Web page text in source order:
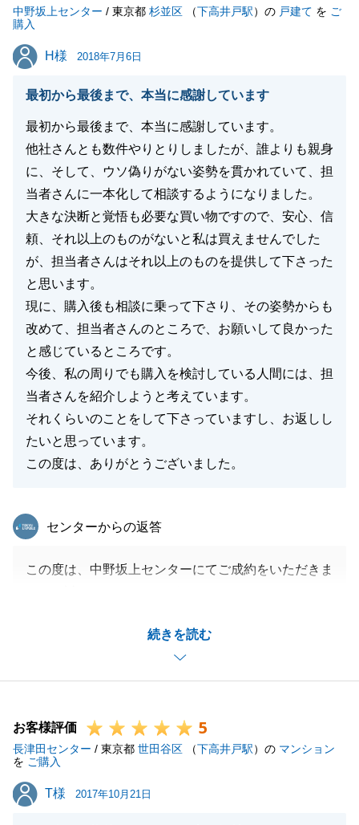
した。
中野坂上センター / 東京都 杉並区 （下高井戸駅）の 戸建て を ご
購入
H様
H様 2018年7月6日
最初から最後まで、本当に感謝しています
最初から最後まで、本当に感謝しています。
他社さんとも数件やりとりしましたが、誰よりも親身
に、そして、ウソ偽りがない姿勢を貫かれていて、担
当者さんに一本化して相談するようになりました。
大きな決断と覚悟も必要な買い物ですので、安心、信
頼、それ以上のものがないと私は買えませんでした
が、担当者さんはそれ以上のものを提供して下さった
と思います。
現に、購入後も相談に乗って下さり、その姿勢からも
改めて、担当者さんのところで、お願いして良かった
と感じているところです。
今後、私の周りでも購入を検討している人間には、担
当者さんを紹介しようと考えています。
それくらいのことをして下さっていますし、お返しし
たいと思っています。
この度は、ありがとうございました。
続きを読む
東急リバブル
センターからの返答
この度は、中野坂上センターにてご成約をいただきま
立てたこと光栄です。
ご案内や立会いの際に、色々、楽しいお話をしたこと
が思いだされます。
わらず、スムーズに対応いただき感謝しております。
不動産に関すること以外でも、何かお困りのことがご
ざいましたら、お気軽にお声掛け下さい。
今後ともよろしくお願いいたします。
お客様評価 5
長津田センター / 東京都 世田谷区 （下高井戸駅）の マンション
を ご購入
T様
T様 2017年10月21日